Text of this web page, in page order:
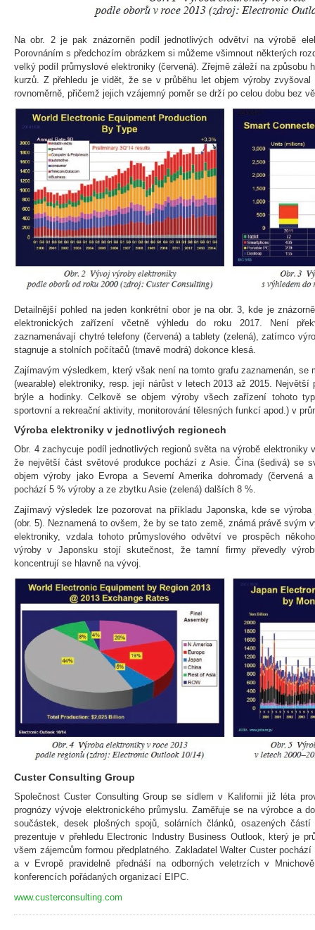
Na obr. 2 je pak znázorněn podíl jednotlivých odvětví na výrobě
Porovnáním s předchozím obrázkem si můžeme všimnout některých
velký podíl průmyslové elektroniky (červená). Zřejmě záleží na způsobu
kurzů. Z přehledu je vidět, že se v průběhu let objem výroby
rovnoměrně, přičemž jejich vzájemný poměr se drží po celou dobu bez
Detailnější pohled na jeden konkrétní obor je na obr. 3, kde je
elektronických zařízení včetně výhledu do roku 2017. Není
zaznamenávají chytré telefony (červená) a tablety (zelená), zatímco
stagnuje a stolních počítačů (tmavě modrá) dokonce klesá.
Zajímavým výsledkem, který však není na tomto grafu zaznamenán, se
(wearable) elektroniky, resp. její nárůst v letech 2013 až 2015. Největší
brýle a hodinky. Celkově se objem výroby všech zařízení tohoto
sportovní a rekreační aktivity, monitorování tělesných funkcí apod.) v
Výroba elektroniky v jednotlivých regionech
Obr. 4 zachycuje podíl jednotlivých regionů světa na výrobě elektroniky
že největší část světové produkce pochází z Asie. Čína (šedivá) se
objem výroby jako Evropa a Severní Amerika dohromady (červená
pochází 5 % výroby a ze zbytku Asie (zelená) dalších 8 %.
Zajímavý výsledek lze pozorovat na příkladu Japonska, kde se
(obr. 5). Neznamená to ovšem, že by se tato země, známá právě svým
elektroniky, vzdala tohoto průmyslového odvětví ve prospěch
výroby v Japonsku stojí skutečnost, že tamní firmy převedly
koncentrují se hlavně na vývoj.
Custer Consulting Group
Společnost Custer Consulting Group se sídlem v Kalifornii již léta
prognózy vývoje elektronického průmyslu. Zaměřuje se na výrobce a
součástek, desek plošných spojů, solárních článků, osazených
prezentuje v přehledu Electronic Industry Business Outlook, který je
všem zájemcům formou předplatného. Zakladatel Walter Custer
a v Evropě pravidelně přednáší na odborných veletrzích v
konferencích pořádaných organizací EIPC.
www.custerconsulting.com